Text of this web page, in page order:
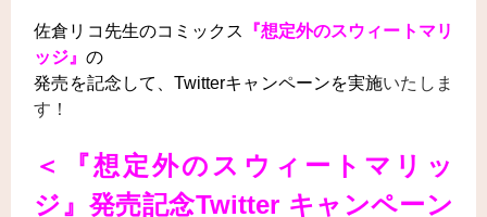
佐倉リコ先生のコミックス
『想定外のスウィートマリ
ッジ』の
発売を記念して、Twitterキャンペーンを実施いたしま
す！
＜『想定外のスウィートマリッ
ジ』発売記念Twitter キャンペーン